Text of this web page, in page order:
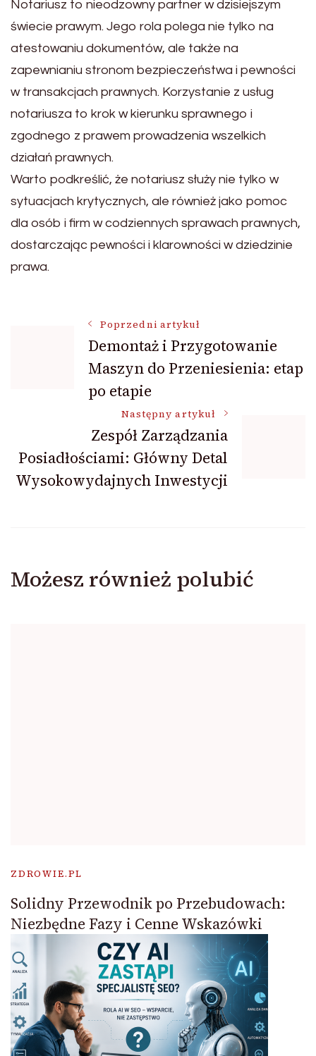
Notariusz to nieodzowny partner w dzisiejszym
świecie prawym. Jego rola polega nie tylko na
atestowaniu dokumentów, ale także na
zapewnianiu stronom bezpieczeństwa i pewności
w transakcjach prawnych. Korzystanie z usług
notariusza to krok w kierunku sprawnego i
zgodnego z prawem prowadzenia wszelkich
działań prawnych.
Warto podkreślić, że notariusz służy nie tylko w
sytuacjach krytycznych, ale również jako pomoc
dla osób i firm w codziennych sprawach prawnych,
dostarczając pewności i klarowności w dziedzinie
prawa.
Nawigacja
wpisu
Poprzedni artykuł
Demontaż i Przygotowanie
Maszyn do Przeniesienia: etap
po etapie
Następny artykuł
Zespół Zarządzania
Posiadłościami: Główny Detal
Wysokowydajnych Inwestycji
Możesz również polubić
ZDROWIE.PL
Solidny Przewodnik po Przebudowach:
Niezbędne Fazy i Cenne Wskazówki